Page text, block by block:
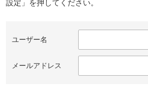
設定」を押してください。
ユーザー名
メールアドレス